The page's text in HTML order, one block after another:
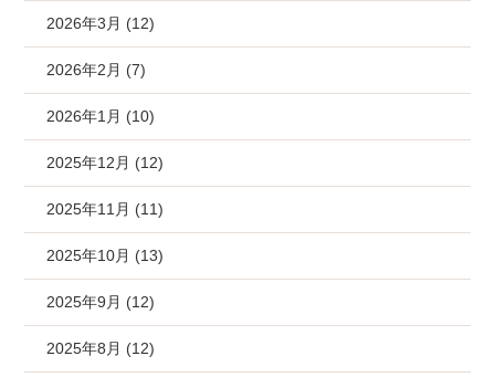
2026年3月 (12)
2026年2月 (7)
2026年1月 (10)
2025年12月 (12)
2025年11月 (11)
2025年10月 (13)
2025年9月 (12)
2025年8月 (12)